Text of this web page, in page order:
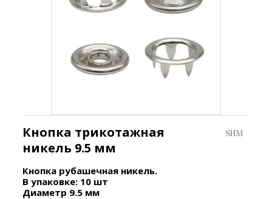
Кнопка трикотажная
никель 9.5 мм
Кнопка рубашечная никель.
В упаковке: 10 шт
Диаметр 9.5 мм